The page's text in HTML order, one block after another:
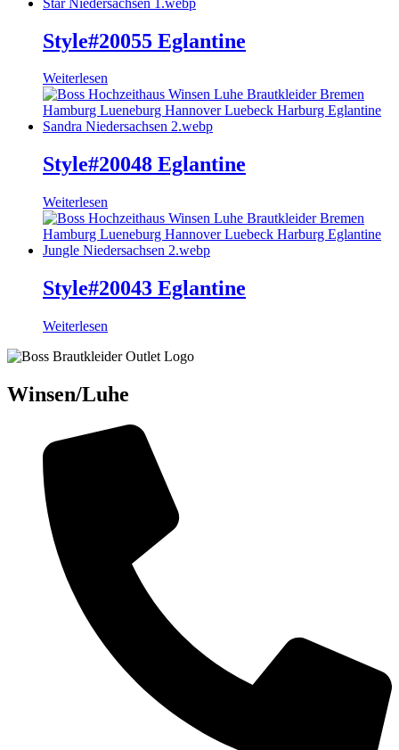
Style#20055 Eglantine
Weiterlesen
Style#20048 Eglantine
Weiterlesen
Style#20043 Eglantine
Weiterlesen
Winsen/Luhe